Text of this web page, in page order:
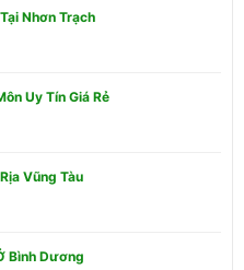
Nhơn Trạch
Uy Tín Giá Rẻ
Vũng Tàu
Bình Dương